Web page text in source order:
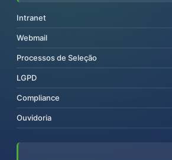
Intranet
Webmail
Processos de Seleção
LGPD
Compliance
Ouvidoria